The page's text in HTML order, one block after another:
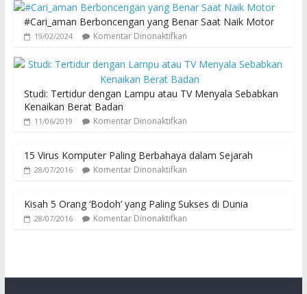
#Cari_aman Berboncengan yang Benar Saat Naik Motor
19/02/2024 Komentar Dinonaktifkan
Studi: Tertidur dengan Lampu atau TV Menyala Sebabkan
Kenaikan Berat Badan
11/06/2019 Komentar Dinonaktifkan
15 Virus Komputer Paling Berbahaya dalam Sejarah
28/07/2016 Komentar Dinonaktifkan
Kisah 5 Orang ‘Bodoh’ yang Paling Sukses di Dunia
28/07/2016 Komentar Dinonaktifkan